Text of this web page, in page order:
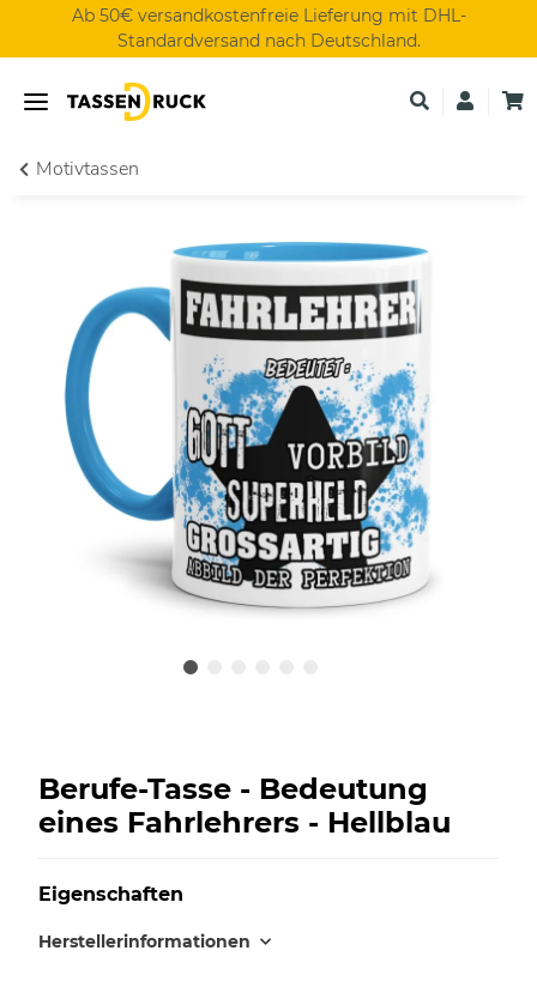
Ab 50€ versandkostenfreie Lieferung mit DHL-
Standardversand nach Deutschland.
Motivtassen
Berufe-Tasse - Bedeutung
eines Fahrlehrers - Hellblau
Eigenschaften
Herstellerinformationen